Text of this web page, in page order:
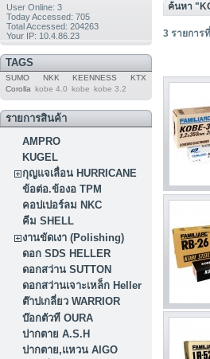
User Online: 3
Today Accessed: 705
Total Accessed: 204263
Your IP: 10.4.86.23
TAGS
SUMO NKK KEENNESS
KTX
Corolla kobe 4.0 kobe kobe 3.2
รายการสินค้า
AMPRO
KUGEL
กุญแจเลื่อน HURRICANE
ข้อต่อ.ข้องอ TPM
คอปเปอร์ลม NKC
คีม SHELL
งานขัดเงา (Polishing)
ดอก SDS HELLER
ดอกสว่าน SUTTON
ดอกสว่านเจาะเหล็ก Heller
ต๊าปเกลี่ยว WARRIOR
บ๊อกตัวที OURA
ปากตาย A.S.H
ปากตาย,แหวน AIGO
ค้นหา
3 รายการ